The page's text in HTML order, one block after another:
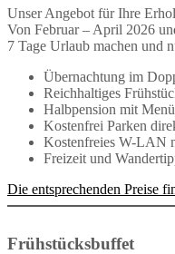
Unser Angebot für Ihre
Von Februar – April 2026
7 Tage Urlaub machen und
Übernachtung im
Reichhaltiges
Halbpension mit
Kostenfrei Parken
Kostenfreies W-LAN
Freizeit und
Die entsprechenden Preise
Frühstücksbuffet